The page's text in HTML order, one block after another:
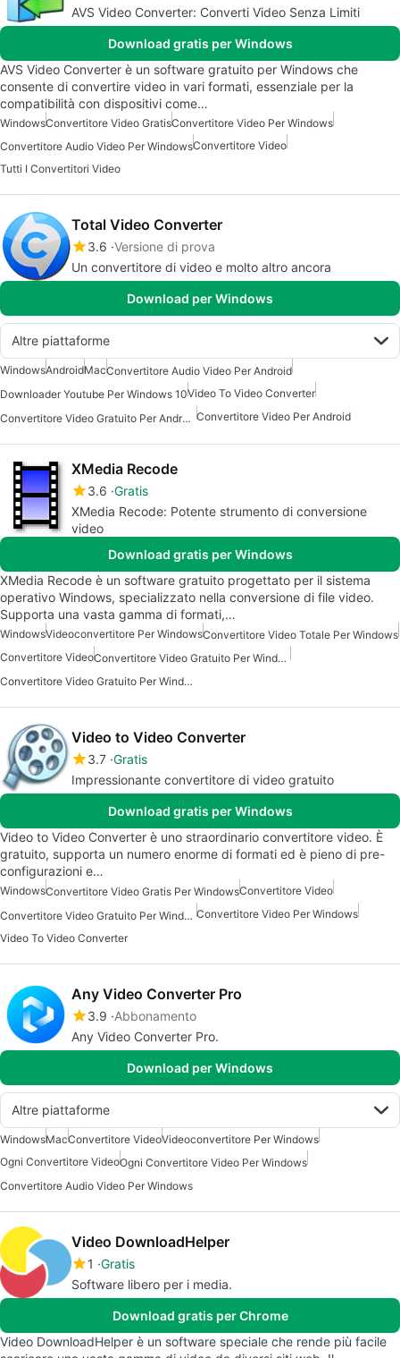
AVS Video Converter: Converti Video Senza Limiti
Download gratis per Windows
AVS Video Converter è un software gratuito per Windows che
consente di convertire video in vari formati, essenziale per la
compatibilità con dispositivi come…
WindowsConvertitore Video GratisConvertitore Video Per Windows
Convertitore Audio Video Per WindowsConvertitore Video
Tutti I Convertitori Video
Total Video Converter
3.6 Versione di prova
Un convertitore di video e molto altro ancora
Download per Windows
Altre piattaforme
WindowsAndroidMacConvertitore Audio Video Per Android
Downloader Youtube Per Windows 10Video To Video Converter
Convertitore Video Gratuito Per Android Convertitore Video Per Android
XMedia Recode
3.6 Gratis
XMedia Recode: Potente strumento di conversione
video
Download gratis per Windows
XMedia Recode è un software gratuito progettato per il sistema
operativo Windows, specializzato nella conversione di file video.
Supporta una vasta gamma di formati,…
WindowsVideoconvertitore Per WindowsConvertitore Video Totale Per Windows
Convertitore Video
Convertitore Video Gratuito Per Windows 10
Convertitore Video Gratuito Per Windows
Video to Video Converter
3.7 Gratis
Impressionante convertitore di video gratuito
Download gratis per Windows
Video to Video Converter è uno straordinario convertitore video. È
gratuito, supporta un numero enorme di formati ed è pieno di pre-
configurazioni e…
WindowsConvertitore Video Gratis Per WindowsConvertitore Video
Convertitore Video Gratuito Per Windows Convertitore Video Per Windows
Video To Video Converter
Any Video Converter Pro
3.9 Abbonamento
Any Video Converter Pro.
Download per Windows
Altre piattaforme
WindowsMacConvertitore VideoVideoconvertitore Per Windows
Ogni Convertitore VideoOgni Convertitore Video Per Windows
Convertitore Audio Video Per Windows
Video DownloadHelper
1 Gratis
Software libero per i media.
Download gratis per Chrome
Video DownloadHelper è un software speciale che rende più facile